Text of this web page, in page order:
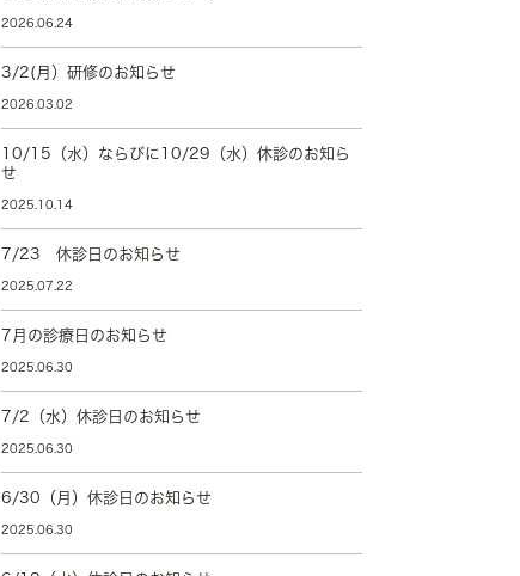
2026.06.24
3/2(月）研修のお知らせ
2026.03.02
10/15（水）ならびに10/29（水）休診のお知ら
せ
2025.10.14
7/23 休診日のお知らせ
2025.07.22
7月の診療日のお知らせ
2025.06.30
7/2（水）休診日のお知らせ
2025.06.30
6/30（月）休診日のお知らせ
2025.06.30